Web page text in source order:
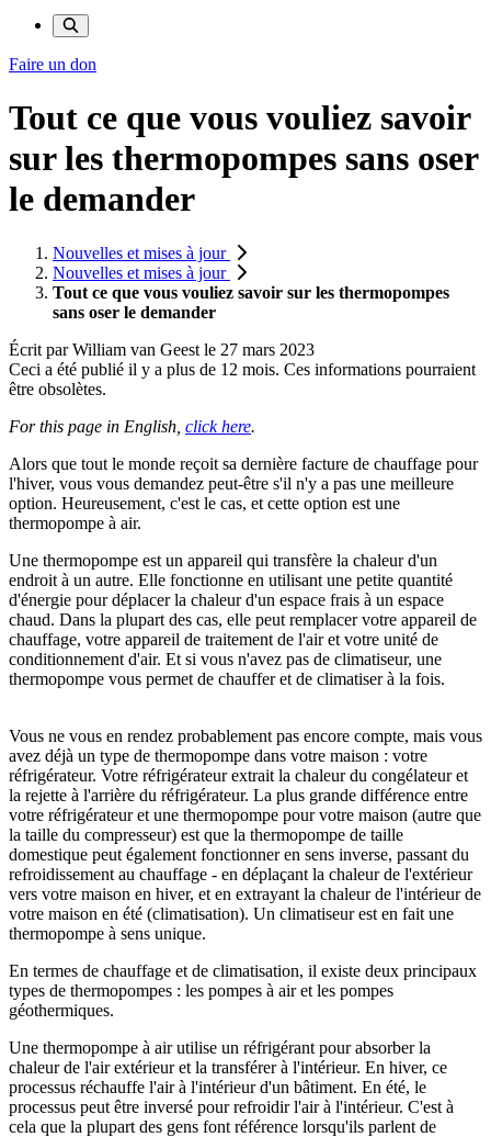
Faire un don
Tout ce que vous vouliez savoir
sur les thermopompes sans oser
le demander
Nouvelles et mises à jour
Nouvelles et mises à jour
Tout ce que vous vouliez savoir sur les thermopompes
sans oser le demander
Écrit parWilliam van Geest le 27 mars 2023
Ceci a été publié il y a plus de 12 mois. Ces informations pourraient
être obsolètes.
For this page in English, click here.
Alors que tout le monde reçoit sa dernière facture de chauffage pour
l'hiver, vous vous demandez peut-être s'il n'y a pas une meilleure
option. Heureusement, c'est le cas, et cette option est une
thermopompe à air.
Une thermopompe est un appareil qui transfère la chaleur d'un
endroit à un autre. Elle fonctionne en utilisant une petite quantité
d'énergie pour déplacer la chaleur d'un espace frais à un espace
chaud. Dans la plupart des cas, elle peut remplacer votre appareil de
chauffage, votre appareil de traitement de l'air et votre unité de
conditionnement d'air. Et si vous n'avez pas de climatiseur, une
thermopompe vous permet de chauffer et de climatiser à la fois.
Vous ne vous en rendez probablement pas encore compte, mais vous
avez déjà un type de thermopompe dans votre maison : votre
réfrigérateur. Votre réfrigérateur extrait la chaleur du congélateur et
la rejette à l'arrière du réfrigérateur. La plus grande différence entre
votre réfrigérateur et une thermopompe pour votre maison (autre que
la taille du compresseur) est que la thermopompe de taille
domestique peut également fonctionner en sens inverse, passant du
refroidissement au chauffage - en déplaçant la chaleur de l'extérieur
vers votre maison en hiver, et en extrayant la chaleur de l'intérieur de
votre maison en été (climatisation). Un climatiseur est en fait une
thermopompe à sens unique.
En termes de chauffage et de climatisation, il existe deux principaux
types de thermopompes : les pompes à air et les pompes
géothermiques.
Une thermopompe à air utilise un réfrigérant pour absorber la
chaleur de l'air extérieur et la transférer à l'intérieur. En hiver, ce
processus réchauffe l'air à l'intérieur d'un bâtiment. En été, le
processus peut être inversé pour refroidir l'air à l'intérieur. C'est à
cela que la plupart des gens font référence lorsqu'ils parlent de